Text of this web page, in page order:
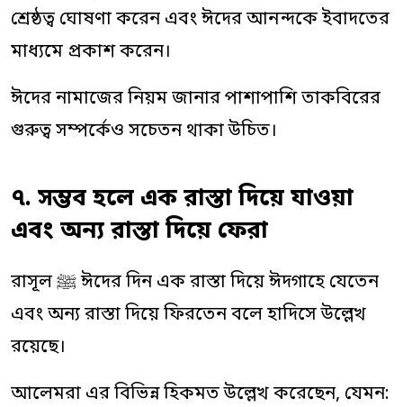
শ্রেষ্ঠত্ব ঘোষণা করেন এবং ঈদের আনন্দকে ইবাদতের
মাধ্যমে প্রকাশ করেন।
ঈদের নামাজের নিয়ম জানার পাশাপাশি তাকবিরের
গুরুত্ব সম্পর্কেও সচেতন থাকা উচিত।
৭. সম্ভব হলে এক রাস্তা দিয়ে যাওয়া
এবং অন্য রাস্তা দিয়ে ফেরা
রাসূল ﷺ ঈদের দিন এক রাস্তা দিয়ে ঈদগাহে যেতেন
এবং অন্য রাস্তা দিয়ে ফিরতেন বলে হাদিসে উল্লেখ
রয়েছে।
আলেমরা এর বিভিন্ন হিকমত উল্লেখ করেছেন, যেমন: